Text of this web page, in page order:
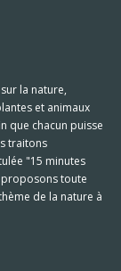
la nature,
et animaux
que chacun puisse
traitons
"15 minutes
toute
de la nature à